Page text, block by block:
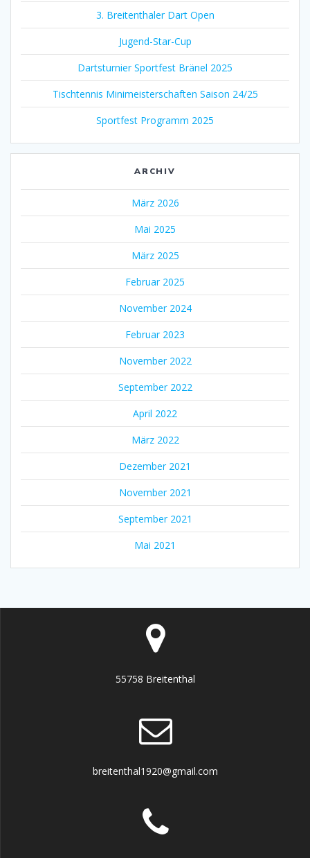
3. Breitenthaler Dart Open
Jugend-Star-Cup
Dartsturnier Sportfest Bränel 2025
Tischtennis Minimeisterschaften Saison 24/25
Sportfest Programm 2025
ARCHIV
März 2026
Mai 2025
März 2025
Februar 2025
November 2024
Februar 2023
November 2022
September 2022
April 2022
März 2022
Dezember 2021
November 2021
September 2021
Mai 2021
55758 Breitenthal
breitenthal1920@gmail.com